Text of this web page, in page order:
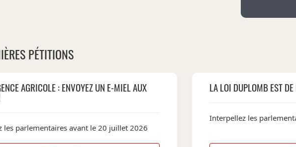
PÉTITIONS
AGRICOLE : ENVOYEZ UN E-MIEL AUX
les parlementaires avant le 20 juillet 2026
LA LOI DUPLOMB EST
Interpellez les